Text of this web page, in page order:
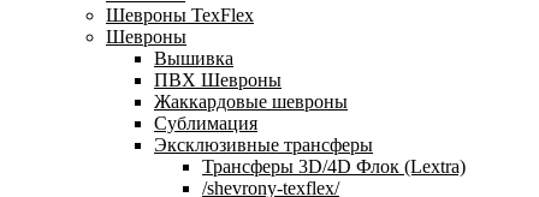
Шевроны TexFlex
Шевроны
Вышивка
ПВХ Шевроны
Жаккардовые шевроны
Сублимация
Эксклюзивные трансферы
Трансферы 3D/4D Флок (Lextra)
/shevrony-texflex/